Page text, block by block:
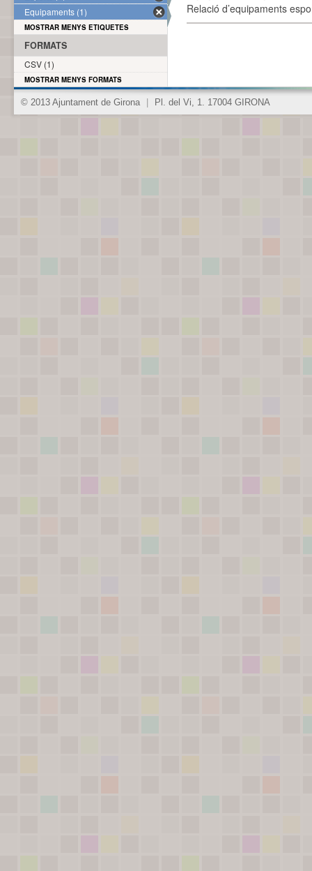
Relació d’equipaments
Equipaments (1)
MOSTRAR MENYS ETIQUETES
FORMATS
CSV (1)
MOSTRAR MENYS FORMATS
© 2013 Ajuntament de Girona Pl. del Vi, 1. 17004 GIRONA